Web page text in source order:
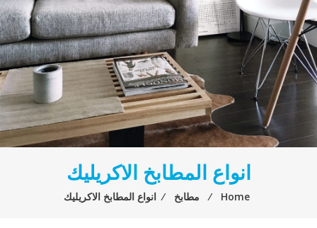
انواع المطابخ الاكريليك
Home
⁄ مطابخ ⁄ انواع المطابخ الاكريليك